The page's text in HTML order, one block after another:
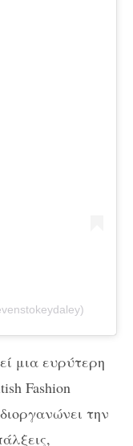
μια ευρύτερη
Fashion
διοργανώνει την